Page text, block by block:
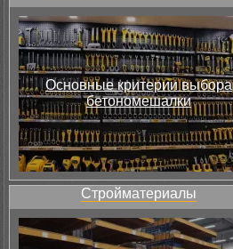
Основные критерии выбора
бетономешалки
Стройматериалы